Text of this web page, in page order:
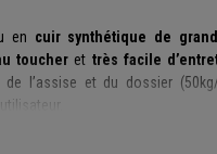
en cuir synthétique de
toucher et très facile
de l’assise et du dossier